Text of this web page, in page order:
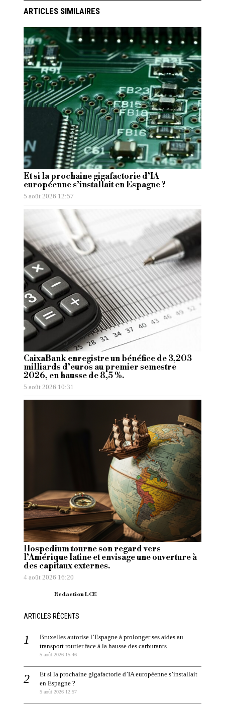
ARTICLES SIMILAIRES
Et si la prochaine gigafactorie d’IA
européenne s’installait en Espagne ?
5 août 2026 12:57
CaixaBank enregistre un bénéfice de 3,203
milliards d’euros au premier semestre
2026, en hausse de 8,5 %.
5 août 2026 10:31
Hospedium tourne son regard vers
l’Amérique latine et envisage une ouverture à
des capitaux externes.
4 août 2026 16:20
Redaction LCE
ARTICLES RÉCENTS
Bruxelles autorise l’Espagne à prolonger ses aides au
transport routier face à la hausse des carburants.
5 août 2026 15:46
Et si la prochaine gigafactorie d’IA européenne s’installait
en Espagne ?
5 août 2026 12:57